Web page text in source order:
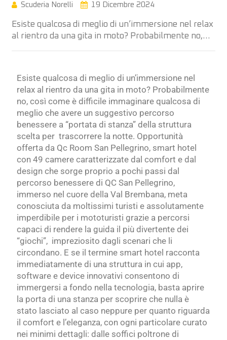
Scuderia Norelli 19 Dicembre 2024
Esiste qualcosa di meglio di un’immersione nel relax
al rientro da una gita in moto? Probabilmente no,…
Esiste qualcosa di meglio di un’immersione nel
relax al rientro da una gita in moto? Probabilmente
no, così come è difficile immaginare qualcosa di
meglio che avere un suggestivo percorso
benessere a “portata di stanza” della struttura
scelta per trascorrere la notte. Opportunità
offerta da Qc Room San Pellegrino, smart hotel
con 49 camere caratterizzate dal comfort e dal
design che sorge proprio a pochi passi dal
percorso benessere di QC San Pellegrino,
immerso nel cuore della Val Brembana, meta
conosciuta da moltissimi turisti e assolutamente
imperdibile per i mototuristi grazie a percorsi
capaci di rendere la guida il più divertente dei
“giochi”, impreziosito dagli scenari che li
circondano. E se il termine smart hotel racconta
immediatamente di una struttura in cui app,
software e device innovativi consentono di
immergersi a fondo nella tecnologia, basta aprire
la porta di una stanza per scoprire che nulla è
stato lasciato al caso neppure per quanto riguarda
il comfort e l’eleganza, con ogni particolare curato
nei minimi dettagli: dalle soffici poltrone di